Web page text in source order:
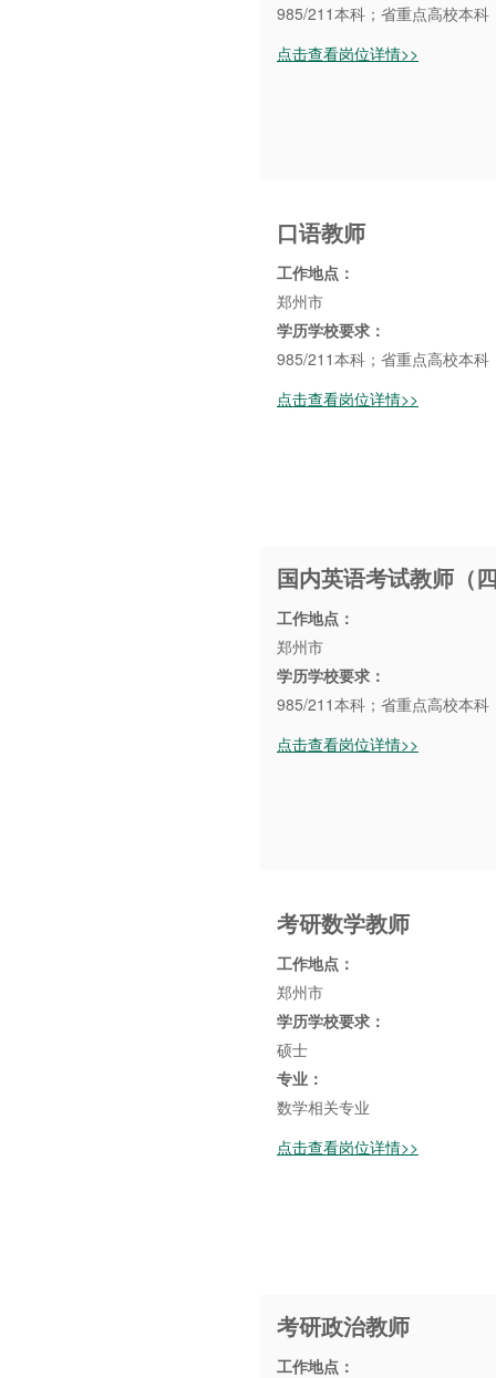
985/211本科；省重点高校本科
点击查看岗位详情>>
口语教师
工作地点：
郑州市
学历学校要求：
985/211本科；省重点高校本科
点击查看岗位详情>>
国内英语考试教师（
工作地点：
郑州市
学历学校要求：
985/211本科；省重点高校本科
点击查看岗位详情>>
考研数学教师
工作地点：
郑州市
学历学校要求：
硕士
专业：
数学相关专业
点击查看岗位详情>>
考研政治教师
工作地点：